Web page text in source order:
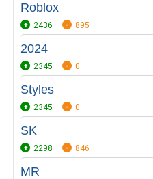
Roblox
2436 895
2024
2345 0
Styles
2345 0
SK
2298 846
MR